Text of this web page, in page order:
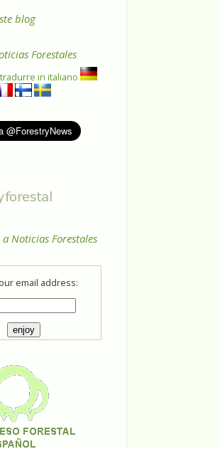
blog
Forestales
Noticias Forestales
email address: